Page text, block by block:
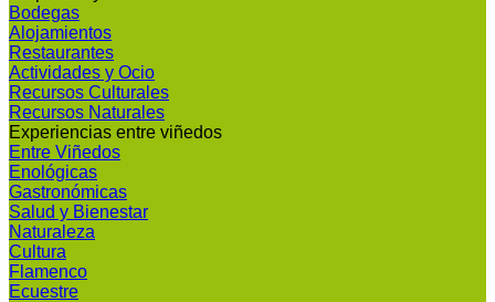
Bodegas
Alojamientos
Restaurantes
Actividades y Ocio
Recursos Culturales
Recursos Naturales
Experiencias entre viñedos
Entre Viñedos
Enológicas
Gastronómicas
Salud y Bienestar
Naturaleza
Cultura
Flamenco
Ecuestre